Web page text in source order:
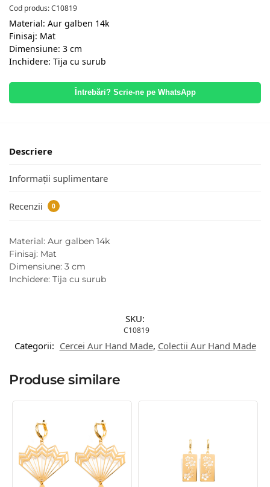
Cod produs: C10819
Material: Aur galben 14k
Finisaj: Mat
Dimensiune: 3 cm
Inchidere: Tija cu surub
Întrebări? Scrie-ne pe WhatsApp
Descriere
Informații suplimentare
Recenzii 0
Material: Aur galben 14k
Finisaj: Mat
Dimensiune: 3 cm
Inchidere: Tija cu surub
SKU:
C10819
Categorii: Cercei Aur Hand Made, Colectii Aur Hand Made
Produse similare